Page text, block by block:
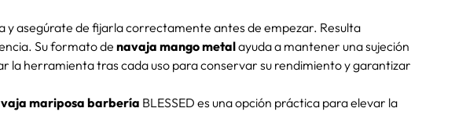
y asegúrate de fijarla correctamente antes de empezar. Resulta
Su formato de navaja mango metalayuda a mantener una sujeción
la herramienta tras cada uso para conservar su rendimiento y garantizar
mariposa barbería BLESSED es una opción práctica para elevar la